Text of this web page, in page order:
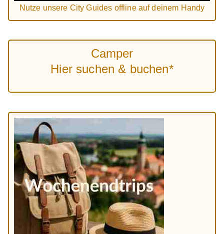
Nutze unsere City Guides offline auf deinem Handy
Camper
Hier suchen & buchen*